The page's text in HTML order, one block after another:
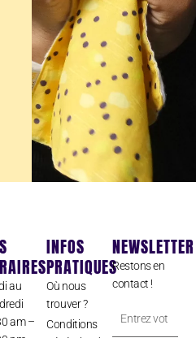
au
am –
INFOS
PRATIQUES
Où nous
trouver ?
Conditions
NEWSLETTER
Restons en
contact !
Entrez
votre